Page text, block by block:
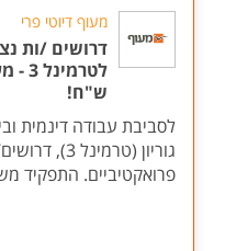
מעוף דיוטי פרי
דרושים /ות
ש"ח!
לסביבת עבודה דינמית
גוריון
פרואקטיביים. התפקיד